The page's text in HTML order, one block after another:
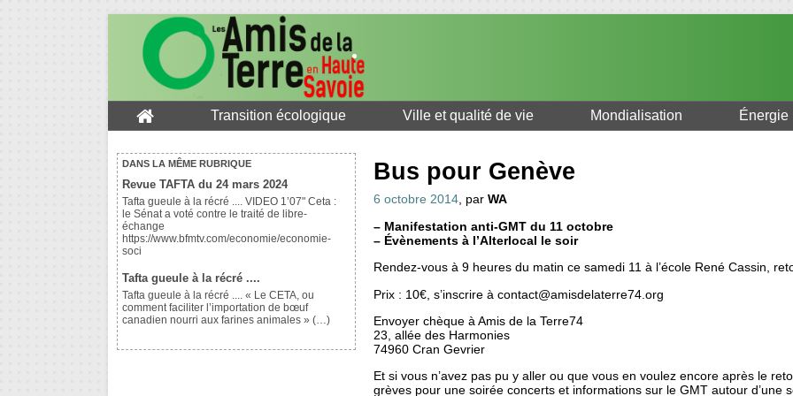
Transition écologique Ville et qualité de vie Mondialisation Énergie
DANS LA MÊME RUBRIQUE
Revue TAFTA du 24 mars 2024
Tafta gueule à la récré .... VIDEO 1’07" Ceta :
le Sénat a voté contre le traité de libre-
échange
https://www.bfmtv.com/economie/economie-
soci
Tafta gueule à la récré ....
Tafta gueule à la récré .... « Le CETA, ou
comment faciliter l’importation de bœuf
canadien nourri aux farines animales » (…)
Bus pour Genève
6 octobre 2014, par WA
– Manifestation anti-GMT du 11 octobre
– Évènements à l’Alterlocal le soir
Rendez-vous à 9 heures du matin ce samedi 11 à l’école René Cassin,
Prix : 10€, s’inscrire à contact@amisdelaterre74.org
Envoyer chèque à Amis de la Terre74
23, allée des Harmonies
74960 Cran Gevrier
Et si vous n’avez pas pu y aller ou que vous en voulez encore après le
grèves pour une soirée concerts et informations sur le GMT autour d’une